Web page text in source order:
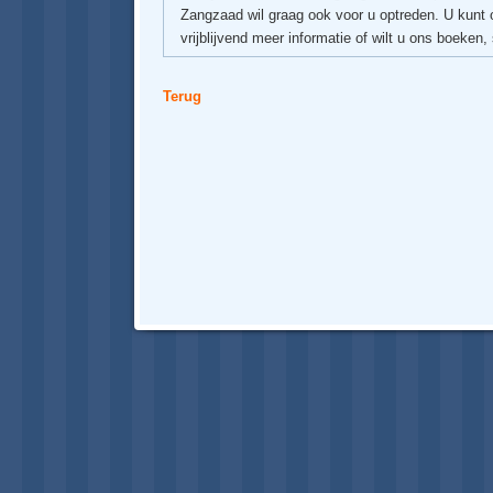
Zangzaad wil graag ook voor u optreden. U
vrijblijvend meer informatie of wilt u ons
Terug